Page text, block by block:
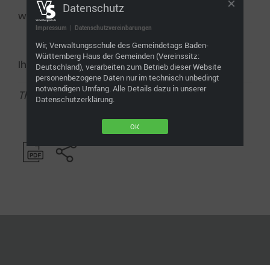
www.verwaltungsschule-bw.de
Ihre Referenten/innen
Theo Karmann
Datenschutz
Impressum | Datenschutzvereinbarungen
Wir, Verwaltungsschule des Gemeindetags Baden-
Württemberg Haus der Gemeinden (Vereinssitz:
Deutschland), verarbeiten zum Betrieb dieser Website
personenbezogene Daten nur im technisch unbedingt
notwendigen Umfang. Alle Details dazu in unserer
Datenschutzerklärung.
OK